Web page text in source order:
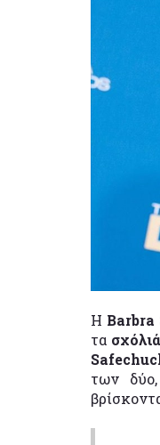
Η
τα σχόλιά
των